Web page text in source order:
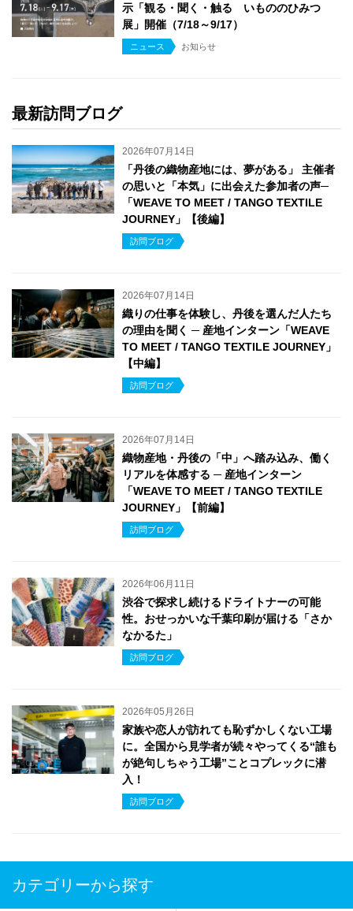
示「観る・聞く・触る いもののひみつ
展」開催（7/18～9/17）
ニュース お知らせ
最新訪問ブログ
2026年07月14日
「丹後の織物産地には、夢がある」 主催者
の思いと「本気」に出会えた参加者の声─
「WEAVE TO MEET / TANGO TEXTILE
JOURNEY」【後編】
訪問ブログ
2026年07月14日
織りの仕事を体験し、丹後を選んだ人たち
の理由を聞く ─ 産地インターン「WEAVE
TO MEET / TANGO TEXTILE JOURNEY」
【中編】
訪問ブログ
2026年07月14日
織物産地・丹後の「中」へ踏み込み、働く
リアルを体感する ─ 産地インターン
「WEAVE TO MEET / TANGO TEXTILE
JOURNEY」【前編】
訪問ブログ
2026年06月11日
渋谷で探求し続けるドライトナーの可能
性。おせっかいな千葉印刷が届ける「さか
なかるた」
訪問ブログ
2026年05月26日
家族や恋人が訪れても恥ずかしくない工場
に。全国から見学者が続々やってくる“誰も
が絶句しちゃう工場”ことコプレックに潜
入！
訪問ブログ
カテゴリーから探す